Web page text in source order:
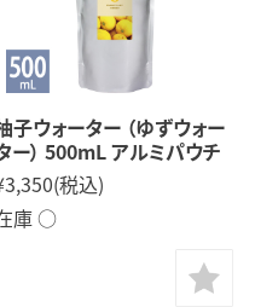
子ウォーター （ゆずウォー
ー） 500mL アルミパウチ
(税込)
庫 ○